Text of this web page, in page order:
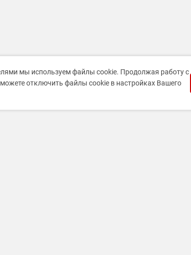
мы используем файлы cookie. Продолжая работу с
отключить файлы cookie в настройках Вашего